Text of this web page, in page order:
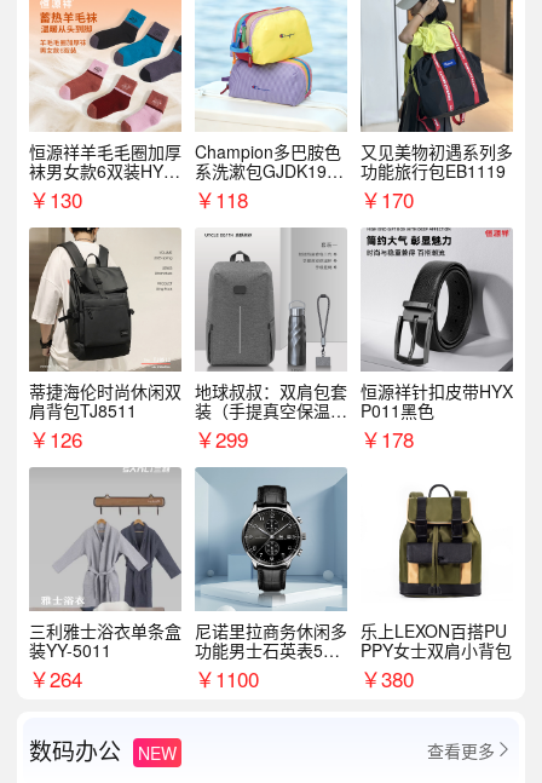
恒源祥羊毛毛圈加厚
袜男女款6双装HYX
068WZ
￥130
Champion多巴胺色
系洗漱包GJDK19R
1￥118
又见美物初遇系列多
功能旅行包EB1119
￥170
蒂捷海伦时尚休闲双
肩背包TJ8511
￥126
地球叔叔：双肩包套
装（手提真空保温杯
+手机挂绳）
￥299
恒源祥针扣皮带HYX
P011黑色
￥178
三利雅士浴衣单条盒
装YY-5011
￥264
尼诺里拉商务休闲多
功能男士石英表510
05
￥1100
乐上LEXON百搭PU
PPY女士双肩小背包
￥380
数码办公 NEW 查看更多 